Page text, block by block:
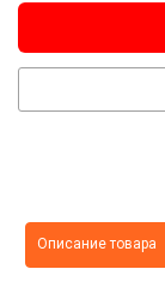
Описание товара